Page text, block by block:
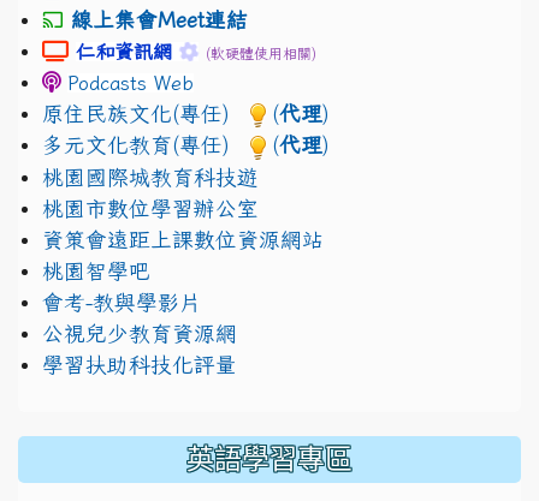
線上集會Meet連結
link to https://sites.google.com/
仁和資訊網 link to https://sites.google.com/
(軟硬體使用相關)
Podcasts Web
原住民族文化(專任) (代理)
多元文化教育(專任)
(代理)
桃園國際城教育科技遊
桃園市數位學習辦公室
資策會遠距上課數位資源網站
桃園智學吧
會考-教與學影片
公視兒少教育資源網
學習扶助科技化評量
英語學習專區